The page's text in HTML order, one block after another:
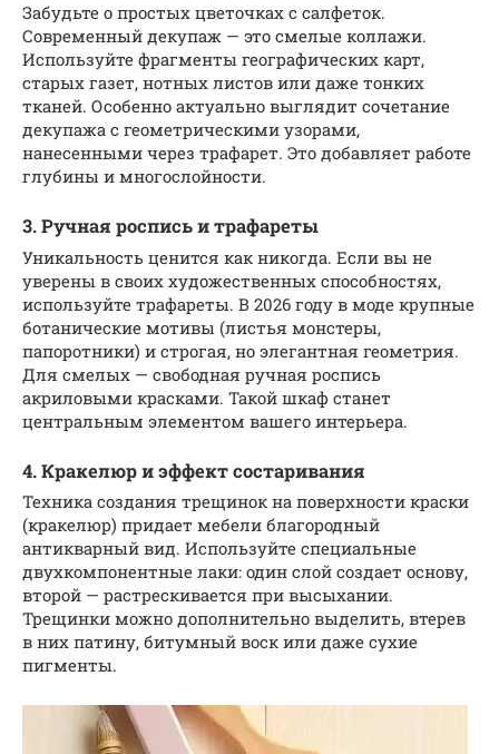
Забудьте о простых цветочках с салфеток.
Современный декупаж — это смелые коллажи.
Используйте фрагменты географических карт,
старых газет, нотных листов или даже тонких
тканей. Особенно актуально выглядит сочетание
декупажа с геометрическими узорами,
нанесенными через трафарет. Это добавляет работе
глубины и многослойности.
3. Ручная роспись и трафареты
Уникальность ценится как никогда. Если вы не
уверены в своих художественных способностях,
используйте трафареты. В 2026 году в моде крупные
ботанические мотивы (листья монстеры,
папоротники) и строгая, но элегантная геометрия.
Для смелых — свободная ручная роспись
акриловыми красками. Такой шкаф станет
центральным элементом вашего интерьера.
4. Кракелюр и эффект состаривания
Техника создания трещинок на поверхности краски
(кракелюр) придает мебели благородный
антикварный вид. Используйте специальные
двухкомпонентные лаки: один слой создает основу,
второй — растрескивается при высыхании.
Трещинки можно дополнительно выделить, втерев
в них патину, битумный воск или даже сухие
пигменты.